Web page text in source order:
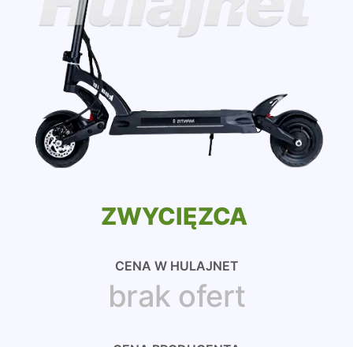
ZWYCIĘZCA
CENA W HULAJNET
brak ofert